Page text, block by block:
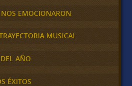
EMOCIONARON
MUSICAL
AÑO
ÉXITOS